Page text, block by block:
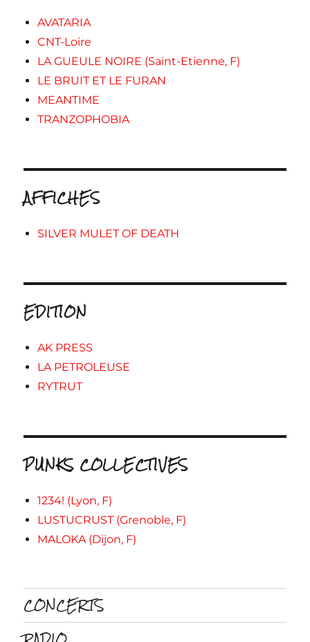
AVATARIA
CNT-Loire
LA GUEULE NOIRE (Saint-Etienne, F)
LE BRUIT ET LE FURAN
MEANTIME
TRANZOPHOBIA
AFFICHES
SILVER MULET OF DEATH
EDITION
AK PRESS
LA PETROLEUSE
RYTRUT
PUNKS COLLECTIVES
1234! (Lyon, F)
LUSTUCRUST (Grenoble, F)
MALOKA (Dijon, F)
CONCERTS